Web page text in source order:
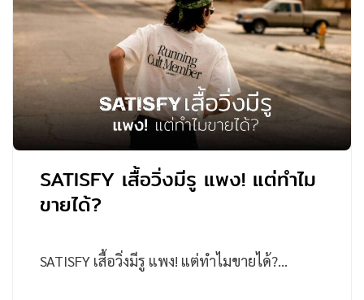
SATISFY เสื้อวิ่งมีรู แพง! แต่ทำไม
ขายได้?
SATISFY เสื้อวิ่งมีรู แพง! แต่ทำไมขายได้?…